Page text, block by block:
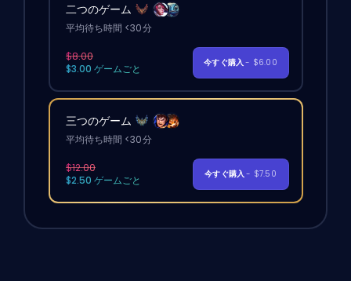
二つのゲーム
平均待ち時間 <30分
$8.00
$3.00 ゲームごと
今すぐ購入- $6.00
三つのゲーム
平均待ち時間 <30分
$12.00
$2.50 ゲームごと
今すぐ購入- $7.50